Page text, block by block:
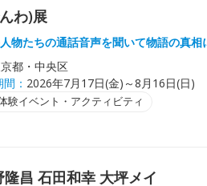
わ)展
物たちの通話音声を聞いて物語の真相
都・中央区
： 2026年7月17日(金)～8月16日(日)
験イベント・アクティビティ
昌 石田和幸 大坪メイ